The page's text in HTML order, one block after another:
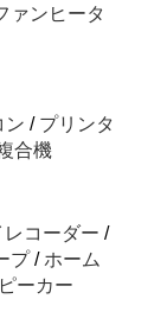
ァンヒータ
ン / プリンタ
合機
コーダー /
プ/ ホーム
ーカー